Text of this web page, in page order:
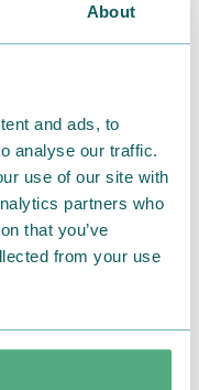
About
and ads, to
analyse our traffic.
use of our site with
partners who
that you’ve
from your use